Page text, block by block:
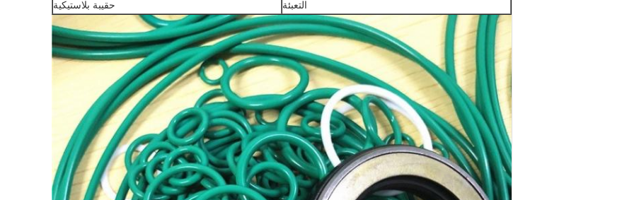
التعبئة
حقيبة بلاستيكية